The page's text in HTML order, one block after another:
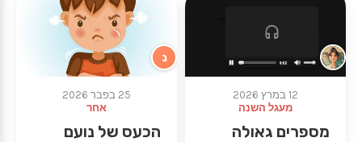
12 במרץ 2026
מעגל השנה
מספרים גאולה
נ
25 בפבר 2026
אחר
הכעס של נועם